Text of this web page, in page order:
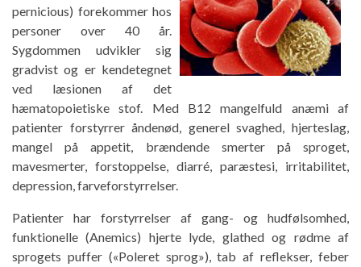
pernicious) forekommer hos
personer over 40 år.
Sygdommen udvikler sig
gradvist og er kendetegnet
ved læsionen af ​​det
hæmatopoietiske stof. Med B12 mangelfuld anæmi af
patienter forstyrrer åndenød, generel svaghed, hjerteslag,
mangel på appetit, brændende smerter på sproget,
mavesmerter, forstoppelse, diarré, paræstesi, irritabilitet,
depression, farveforstyrrelser.
Patienter har forstyrrelser af gang- og hudfølsomhed,
funktionelle (Anemics) hjerte lyde, glathed og rødme af
sprogets puffer («Poleret sprog»), tab af reflekser, feber